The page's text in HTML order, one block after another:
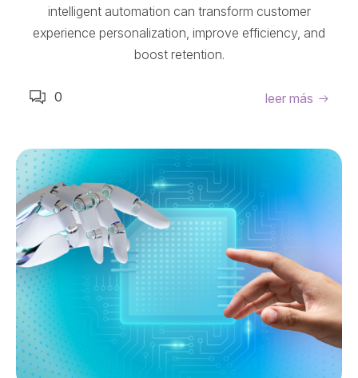
intelligent automation can transform customer
experience personalization, improve efficiency, and
boost retention.
0 leer más